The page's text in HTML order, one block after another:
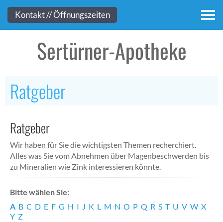
Kontakt
Sertürner-Apotheke
Ratgeber
Ratgeber
Wir haben für Sie die wichtigsten Themen recherchiert.
Alles was Sie vom Abnehmen über Magenbeschwerden bis
zu Mineralien wie Zink interessieren könnte.
Bitte wählen Sie:
A B C D E F G H I J K L M N O P Q R S T U V W X
Y Z
Kontakt // Öffnungszeiten